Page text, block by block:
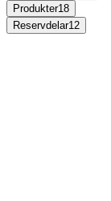
Produkter18
Reservdelar12